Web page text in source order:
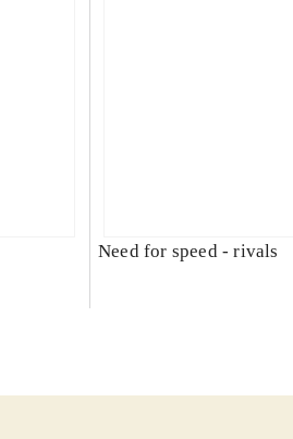
Need for speed - rivals